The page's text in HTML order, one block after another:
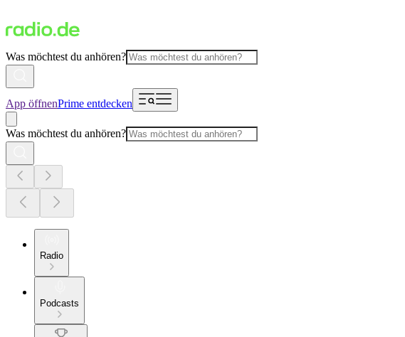
Was möchtest du anhören?
App öffnenPrime entdecken
Was möchtest du anhören?
Radio
Podcasts